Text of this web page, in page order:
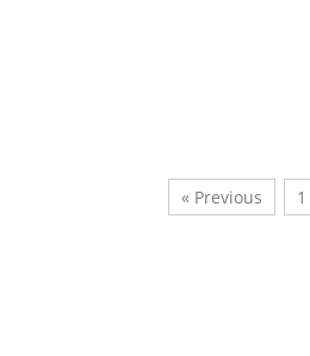
« Previous 1